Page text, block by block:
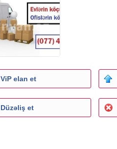
ViP elan et
Düzəliş et